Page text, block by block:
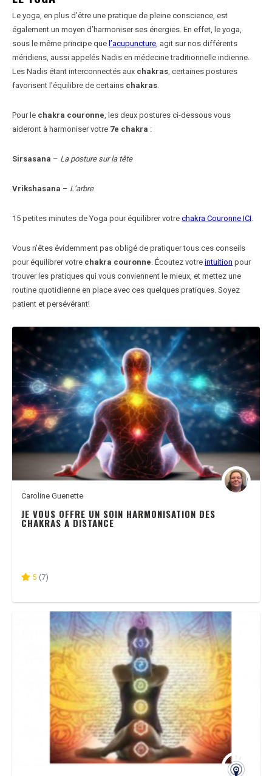
Le yoga, en plus d’être une pratique de pleine conscience, est
également un moyen d’harmoniser ses énergies. En effet, le yoga,
sous le même principe que l’acupuncture, agit sur nos différents
méridiens, aussi appelés Nadis en médecine traditionnelle indienne.
Les Nadis étant interconnectés aux chakras, certaines postures
favorisent l’équilibre de certains chakras.
Pour le chakra couronne, les deux postures ci-dessous vous
aideront à harmoniser votre 7e chakra :
Sirsasana – La posture sur la tête
Vrikshasana – L’arbre
15 petites minutes de Yoga pour équilibrer votre chakra Couronne ICI.
Vous n’êtes évidemment pas obligé de pratiquer tous ces conseils
pour équilibrer votre chakra couronne. Écoutez votre intuition pour
trouver les pratiques qui vous conviennent le mieux, et mettez une
routine quotidienne en place avec ces quelques pratiques. Soyez
patient et persévérant!
Caroline Guenette
JE VOUS OFFRE UN SOIN HARMONISATION DES
CHAKRAS A DISTANCE
5 (7)